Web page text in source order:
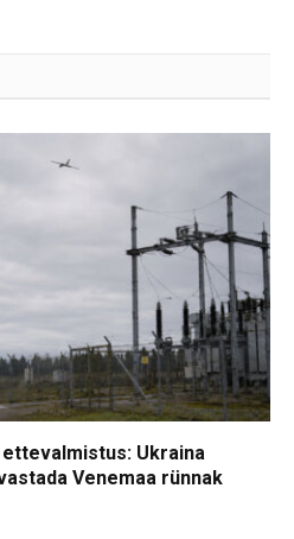
Ukraina
Venemaa rünnak